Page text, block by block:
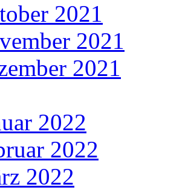
2021
2021
2021
2022
2022
2022